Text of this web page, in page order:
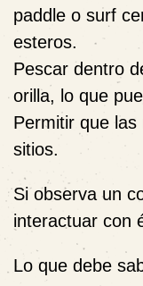
paddle o surf
esteros.
Pescar dentro
orilla, lo que
Permitir que
sitios.
Si observa un
interactuar con
Lo que debe